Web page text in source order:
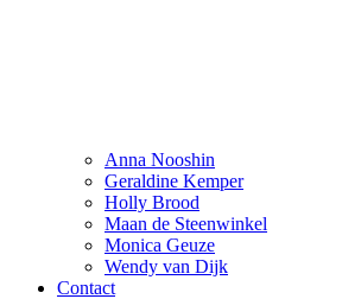
Anna Nooshin
Geraldine Kemper
Holly Brood
Maan de Steenwinkel
Monica Geuze
Wendy van Dijk
Contact